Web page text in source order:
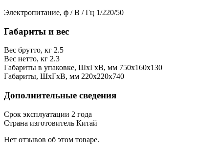
Электропитание, ф / В / Гц 1/220/50
Габариты и вес
Вес брутто, кг 2.5
Вес нетто, кг 2.3
Габариты в упаковке, ШхГхВ, мм 750x160x130
Габариты, ШхГхВ, мм 220x220x740
Дополнительные сведения
Срок эксплуатации 2 года
Страна изготовитель Китай
Нет отзывов об этом товаре.